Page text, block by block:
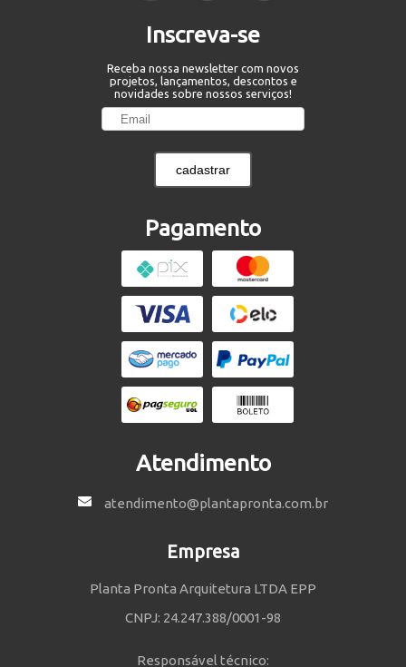
Inscreva-se
Receba nossa newsletter com novos
projetos, lançamentos, descontos e
novidades sobre nossos serviços!
cadastrar
Pagamento
Atendimento
atendimento@plantapronta.com.br
Empresa
Planta Pronta Arquitetura LTDA EPP
CNPJ: 24.247.388/0001-98
Responsável técnico: